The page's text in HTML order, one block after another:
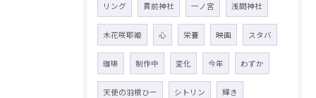
リング 貫前神社 一ノ宮 浅間神社
木花咲耶姫 心 栄養 映画 スタバ
珈琲 制作中 変化 今年 わずか
天使の羽根ひー シトリン 輝き